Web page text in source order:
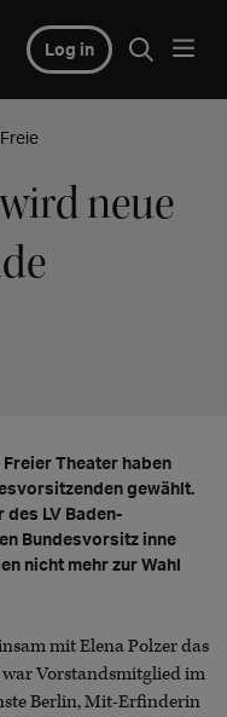
Log in
neue
Theater haben
gewählt.
LV Baden-
Bundesvorsitz inne
nicht mehr zur Wahl
mit Elena Polzer das
Vorstandsmitglied im
Berlin, Mit-Erfinderin